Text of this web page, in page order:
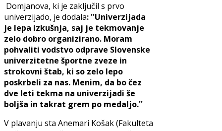
Domjanova, ki je zaključil s prvo
univerzijado, je dodala: ''Univerzijada
je lepa izkušnja, saj je tekmovanje
zelo dobro organizirano. Moram
pohvaliti vodstvo odprave Slovenske
univerzitetne športne zveze in
strokovni štab, ki so zelo lepo
poskrbeli za nas. Menim, da bo čez
dve leti tekma na univerzijadi še
boljša in takrat grem po medaljo.''
V plavanju sta Anemari Košak (Fakulteta